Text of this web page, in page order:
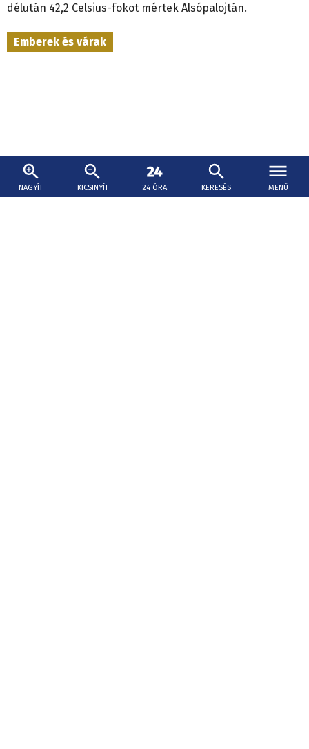
NAGYÍT KICSINYÍT 24 ÓRA KERESÉS MENÜ
délután 42,2 Celsius-fokot mértek Alsópalojtán.
Emberek és várak